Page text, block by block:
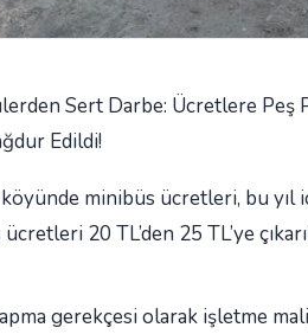
Sert Darbe: Ücretlere Peş
Edildi!
köyünde minibüs ücretleri, bu
20 TL’den 25 TL’ye
gerekçesi olarak işletme